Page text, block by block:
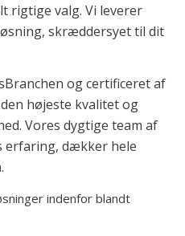
rigtige valg. Vi leverer
skræddersyet til dit
og certificeret af
højeste kvalitet og
Vores dygtige team af
erfaring, dækker hele
indenfor blandt